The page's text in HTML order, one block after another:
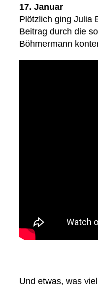
17. Januar
Plötzlich ging Julia
Beitrag durch die
Böhmermann
Und etwas, was